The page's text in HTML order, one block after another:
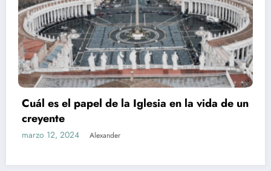
Cuál es el papel de la Iglesia en la vida de un
creyente
marzo 12, 2024 Alexander